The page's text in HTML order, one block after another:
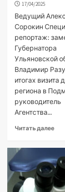
17/04/2025
Ведущий
Сорокин
репортаж:
Губернатора
Ульяновской
Владимир
итогах визита
региона в
руководитель
Агентства...
Читать далее